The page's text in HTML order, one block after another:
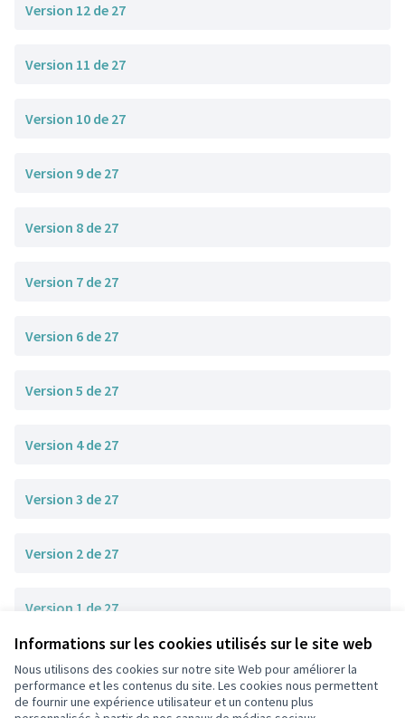
Informations sur les cookies utilisés sur le site web
Nous utilisons des cookies sur notre site Web pour améliorer la
performance et les contenus du site. Les cookies nous permettent
de fournir une expérience utilisateur et un contenu plus
Version 12 de 27
Version 11 de 27
Version 10 de 27
Version 9 de 27
Version 8 de 27
Version 7 de 27
Version 6 de 27
Version 5 de 27
Version 4 de 27
Version 3 de 27
Version 2 de 27
Version 1 de 27
Conditions d'utilisation
Paramètres des cookies
participons.colombes.fr sur Facebook